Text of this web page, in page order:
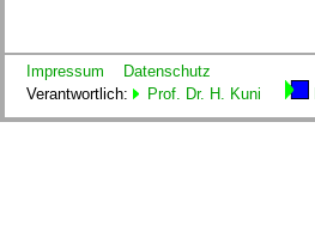
Impressum
Datenschutz
Verantwortlich:
Prof. Dr. H. Kuni